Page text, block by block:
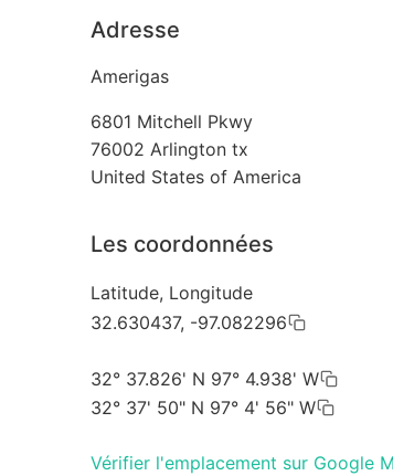
Adresse
Amerigas
6801 Mitchell Pkwy
76002 Arlington tx
United States of America
Les coordonnées
Latitude, Longitude
32.630437, -97.082296
32° 37.826' N 97° 4.938' W
32° 37' 50" N 97° 4' 56" W
Vérifier l'emplacement sur Google